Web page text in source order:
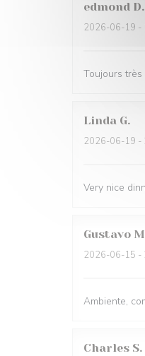
edmond D
2026-06-19 -
Toujours très
Linda G
2026-06-19 -
Very nice
Gustavo M
2026-06-15 -
Ambiente,
Charles S